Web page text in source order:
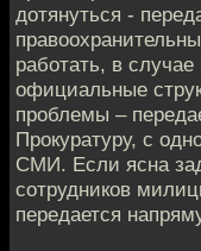
дотянуться -
работать, в
официальные
проблемы –
Прокуратуру, с
СМИ. Если ясна
сотрудников
передается